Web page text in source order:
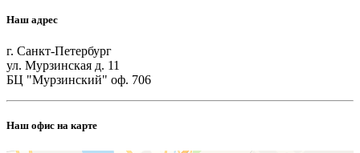
Наш адрес
г. Санкт-Петербург
ул. Мурзинская д. 11
БЦ "Мурзинский" оф. 706
Наш офис на карте